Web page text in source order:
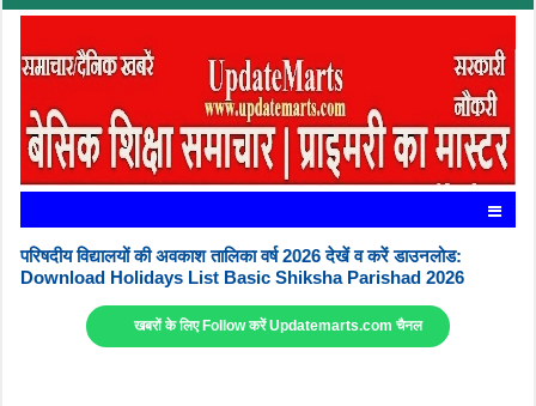
परिषदीय विद्यालयों की अवकाश तालिका वर्ष 2026 देखें व करें डाउनलोड:
Download Holidays List Basic Shiksha Parishad 2026
खबरों के लिए Follow करें Updatemarts.com चैनल